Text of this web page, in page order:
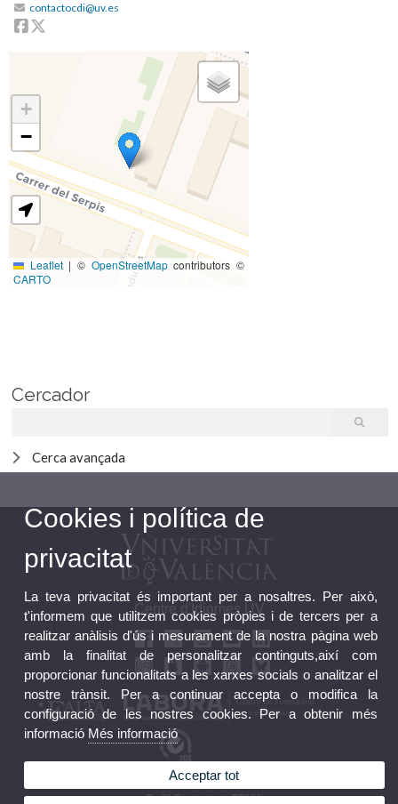
contactocdi@uv.es
Facebook
+
−
Leaflet | © OpenStreetMapcontributors ©
CARTO
Cercador
Cerca avançada
Centre d'Idiomes UV
Bústia FGUV
Perfil Contractant FGUV
Cookies i política de
privacitat
La teva privacitat és important per a nosaltres. Per això,
t'informem que utilitzem cookies pròpies i de tercers per a
realitzar anàlisis d'ús i mesurament de la nostra pàgina web
amb la finalitat de personalitzar continguts,així com
proporcionar funcionalitats a les xarxes socials o analitzar el
nostre trànsit. Per a continuar accepta o modifica la
configuració de les nostres cookies. Per a obtenir més
informació Més informació
Acceptar tot